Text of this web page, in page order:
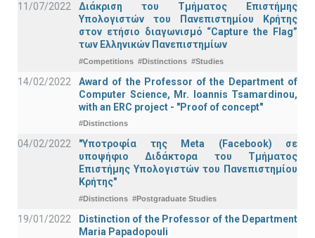
11/07/2022
Διάκριση του Τμήματος Επιστήμης
Υπολογιστών του Πανεπιστημίου Κρήτης
στον ετήσιο διαγωνισμό “Capture the Flag”
των Ελληνικών Πανεπιστημίων
#Competitions #Distinctions #Studies
14/02/2022
Award of the Professor of the Department of
Computer Science, Mr. Ioannis Tsamardinou,
with an ERC project - "Proof of concept"
#Distinctions
04/02/2022
"Υποτροφία της Meta (Facebook) σε
υποψήφιο Διδάκτορα του Τμήματος
Επιστήμης Υπολογιστών του Πανεπιστημίου
Κρήτης"
#Distinctions #Postgraduate Studies
19/01/2022
Distinction of the Professor of the Department
Maria Papadopouli